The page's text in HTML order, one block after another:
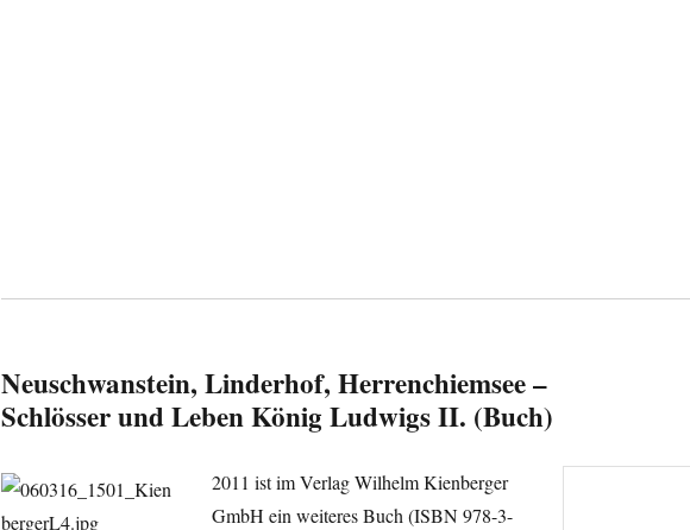
Neuschwanstein, Linderhof, Herrenchiemsee –
Schlösser und Leben König Ludwigs II. (Buch)
2011 ist im Verlag Wilhelm Kienberger
GmbH ein weiteres Buch (ISBN 978-3-